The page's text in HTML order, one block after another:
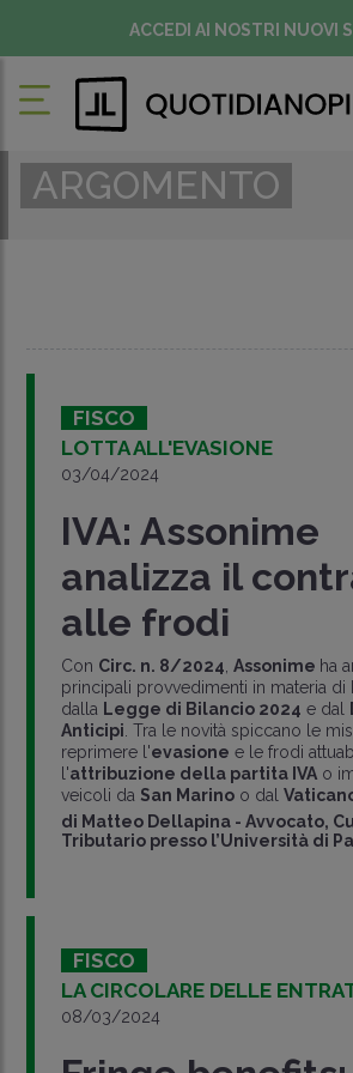
ACCEDI AI NOSTRI NUOVI
ARGOMENTO
FISCO
LOTTA ALL'EVASIONE
03/04/2024
IVA: Assonime
analizza il
alle frodi
Con Circ. n. 8/2024 Assonime ha
principali provvedimenti in materia di
dalla Legge di Bilancio 2024 e dal
Anticipi . Tra le novità spiccano le
reprimere l'evasione e le frodi
l'attribuzione della partita IVAo
veicoli da San Marinoo dal
di Matteo Dellapina - Avvocato,
Tributario presso l’Università di
FISCO
LA CIRCOLARE DELLE
08/03/2024